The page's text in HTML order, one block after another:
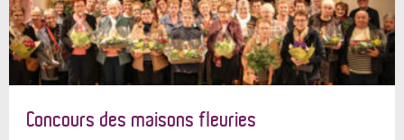
Concours des maisons fleuries